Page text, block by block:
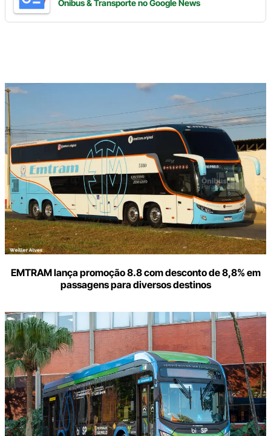
Ônibus & Transporteno Google News
EMTRAM lança promoção 8.8 com desconto de 8,8% em
passagens para diversos destinos
Digite
aqui
o
seu
e-
mail